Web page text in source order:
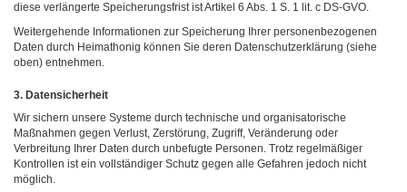
diese verlängerte Speicherungsfrist ist Artikel 6 Abs. 1 S. 1 lit. c DS-GVO.
Weitergehende Informationen zur Speicherung Ihrer personenbezogenen
Daten durch Heimathonig können Sie deren Datenschutzerklärung (siehe
oben) entnehmen.
3. Datensicherheit
Wir sichern unsere Systeme durch technische und organisatorische
Maßnahmen gegen Verlust, Zerstörung, Zugriff, Veränderung oder
Verbreitung Ihrer Daten durch unbefugte Personen. Trotz regelmäßiger
Kontrollen ist ein vollständiger Schutz gegen alle Gefahren jedoch nicht
möglich.